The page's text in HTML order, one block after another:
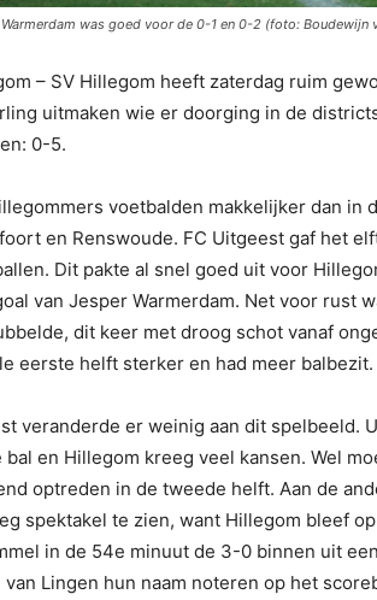
was goed voor de 0-1 en 0-2 (foto: Boudewijn
– SV Hillegom heeft zaterdag ruim
uitmaken wie er doorging in de
0-5.
voetbalden makkelijker dan in
en Renswoude. FC Uitgeest gaf het
Dit pakte al snel goed uit voor
van Jesper Warmerdam. Net voor rust
dit keer met droog schot vanaf
eerste helft sterker en had meer balbezit.
veranderde er weinig aan dit spelbeeld.
bal en Hillegom kreeg veel kansen. Wel
optreden in de tweede helft. Aan de
spektakel te zien, want Hillegom bleef
in de 54e minuut de 3-0 binnen uit
van Lingen hun naam noteren op het